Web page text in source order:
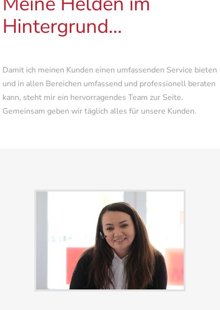
Hintergrund…
Damit ich meinen Kunden einen umfassenden Service bieten
und in allen Bereichen umfassend und professionell beraten
kann, steht mir ein hervorragendes Team zur Seite.
Gemeinsam geben wir täglich alles für unsere Kunden.